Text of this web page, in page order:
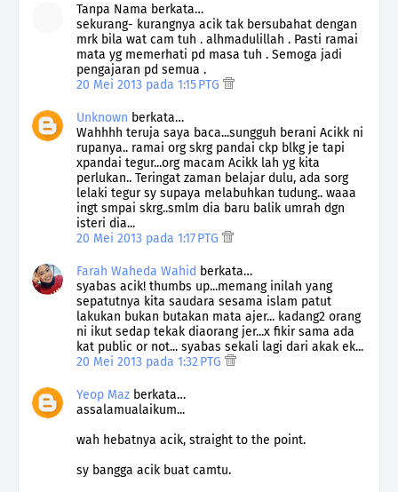
Tanpa Nama berkata…
sekurang- kurangnya acik tak bersubahat dengan
mrk bila wat cam tuh . alhmadulillah . Pasti ramai
mata yg memerhati pd masa tuh . Semoga jadi
pengajaran pd semua .
20 Mei 2013 pada 1:15 PTG
Unknown berkata…
Wahhhh teruja saya baca...sungguh berani Acikk ni
rupanya.. ramai org skrg pandai ckp blkg je tapi
xpandai tegur...org macam Acikk lah yg kita
perlukan.. Teringat zaman belajar dulu, ada sorg
lelaki tegur sy supaya melabuhkan tudung.. waaa
ingt smpai skrg..smlm dia baru balik umrah dgn
isteri dia...
20 Mei 2013 pada 1:17 PTG
Farah Waheda Wahid berkata…
syabas acik! thumbs up...memang inilah yang
sepatutnya kita saudara sesama islam patut
lakukan bukan butakan mata ajer... kadang2 orang
ni ikut sedap tekak diaorang jer...x fikir sama ada
kat public or not... syabas sekali lagi dari akak ek...
20 Mei 2013 pada 1:32 PTG
Yeop Maz berkata…
assalamualaikum...
wah hebatnya acik, straight to the point.
sy bangga acik buat camtu.